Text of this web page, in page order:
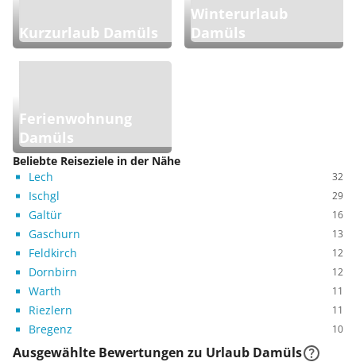
Kurzurlaub Damüls
Winterurlaub
Damüls
Ferienwohnung
Damüls
Beliebte Reiseziele in der Nähe
Lech
32
Ischgl 29
Galtür 16
Gaschurn 13
Feldkirch 12
Dornbirn 12
Warth 11
Riezlern 11
Bregenz 10
Ausgewählte Bewertungen zu Urlaub Damüls